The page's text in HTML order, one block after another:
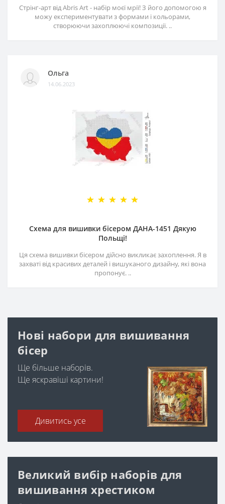
Стрінг-арт від Abris Art - набір моєї мрії! З його допомогою я
можу експериментувати з формами і кольорами,
створюючи захоплюючі композиції. ..
Ольга
14.06.2023
Схема для вишивки бісером ДАНА-1451 Дякую
Польщі!
Ця схема вишивки бісером дійсно викликає захоплення. Я в
захваті від красивих деталей і вишуканого дизайну, які вона
пропонує. ..
Нові набори для вишивання
бісер
Ще більше наборів.
Ще яскравіші картини!
Дивитись усе
Великий вибір наборів для
вишивання хрестиком